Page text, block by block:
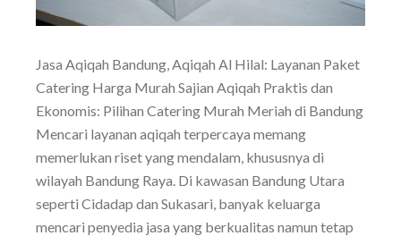
Jasa Aqiqah Bandung, Aqiqah Al Hilal: Layanan Paket
Catering Harga Murah Sajian Aqiqah Praktis dan
Ekonomis: Pilihan Catering Murah Meriah di Bandung
Mencari layanan aqiqah terpercaya memang
memerlukan riset yang mendalam, khususnya di
wilayah Bandung Raya. Di kawasan Bandung Utara
seperti Cidadap dan Sukasari, banyak keluarga
mencari penyedia jasa yang berkualitas namun tetap